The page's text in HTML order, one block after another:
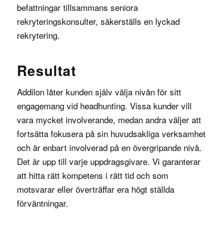
befattningar tillsammans seniora
rekryteringskonsulter, säkerställs en lyckad
rekrytering.
Resultat
Addilon låter kunden själv välja nivån för sitt
engagemang vid headhunting. Vissa kunder vill
vara mycket involverande, medan andra väljer att
fortsätta fokusera på sin huvudsakliga verksamhet
och är enbart involverad på en övergripande nivå.
Det är upp till varje uppdragsgivare. Vi garanterar
att hitta rätt kompetens i rätt tid och som
motsvarar eller överträffar era högt ställda
förväntningar.